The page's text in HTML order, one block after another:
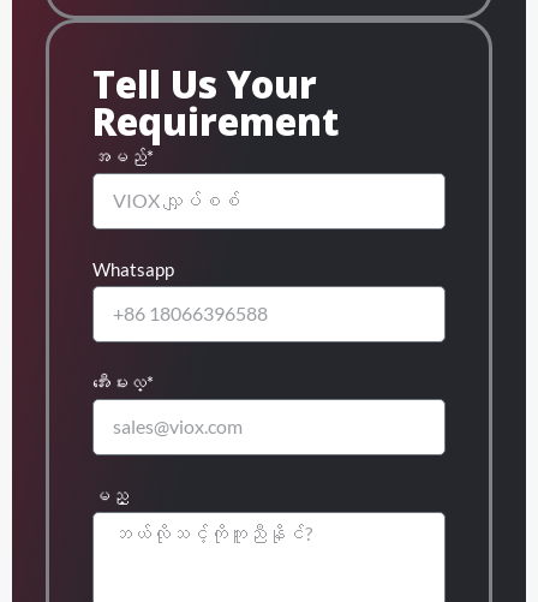
Tell Us Your
Requirement
အမည်*
Whatsapp
အီးေမးလ္*
မည္